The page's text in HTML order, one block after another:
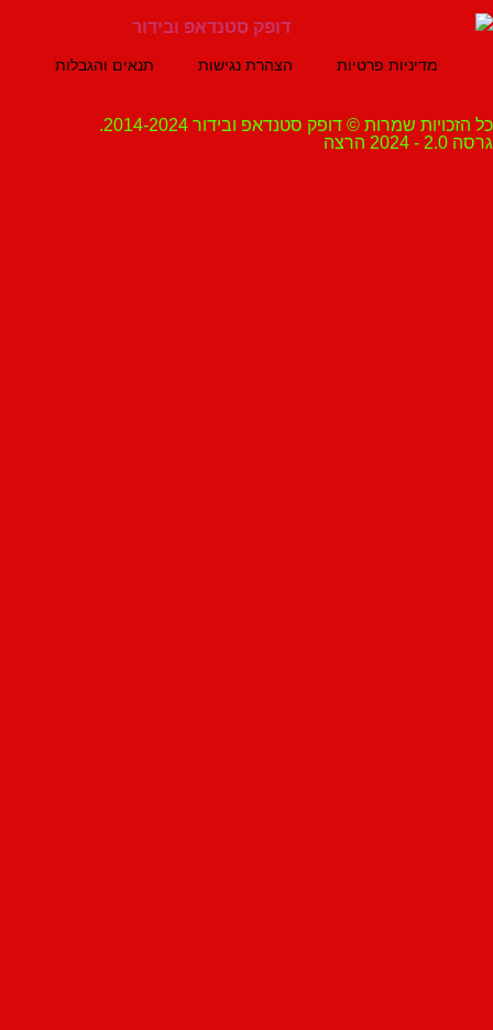
מדיניות פרטיות הצהרת נגישות תנאים והגבלות
שמרות © דופק סטנדאפ ובידור 2014-2024.